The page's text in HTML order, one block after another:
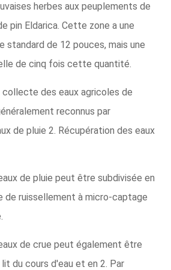
herbes aux peuplements de
pin Eldarica. Cette zone a une
standard de 12 pouces, mais une
de cinq fois cette quantité.
collecte des eaux agricoles de
reconnus par
de pluie 2. Récupération des eaux
de pluie peut être subdivisée en
de ruissellement à micro-captage
de crue peut également être
du cours d'eau et en 2. Par